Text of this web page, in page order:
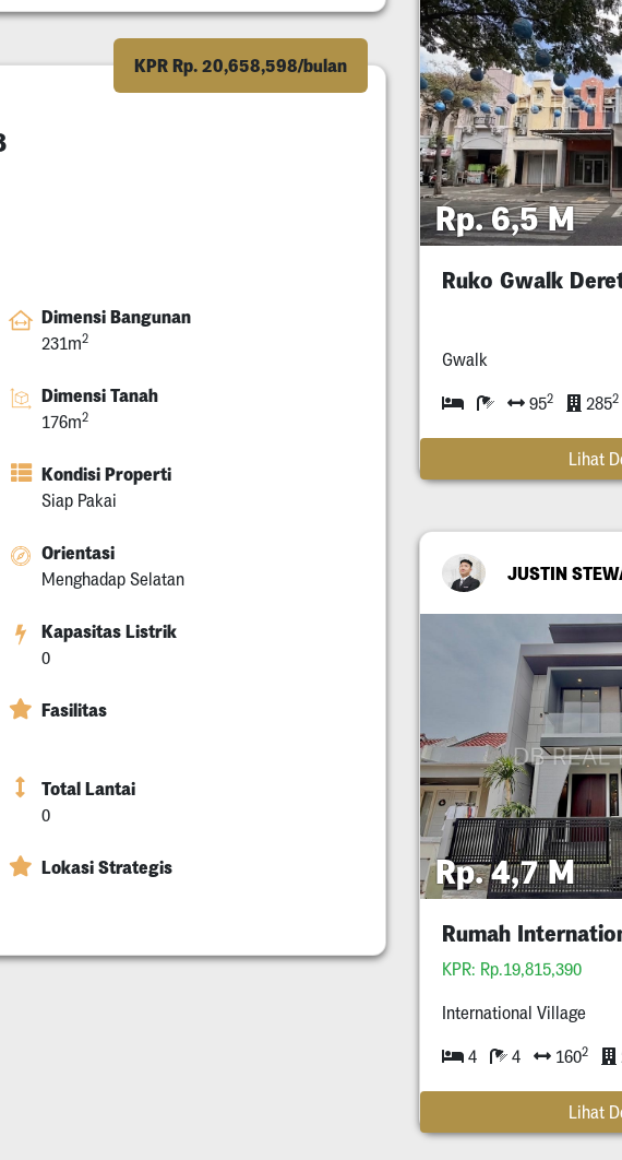
KPR Rp. 20,658,598/bulan
Dimensi Bangunan
231m2
Dimensi Tanah
176m2
Kondisi Properti
Siap Pakai
Orientasi
Menghadap Selatan
Kapasitas Listrik
0
Fasilitas
Total Lantai
0
Lokasi Strategis
Rp. 6,5 M
Ruko Gwalk
Gwalk
952 2852
Lihat
JUSTIN
Rp. 4,7 M
KPR: Rp.19,815,390
International Village
4 4 1602
Lihat